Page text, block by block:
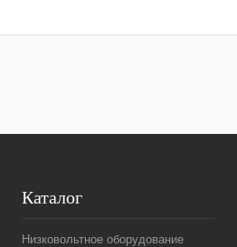
Купить в 1 клик Сравнение
Каталог
Низковольтное оборудование